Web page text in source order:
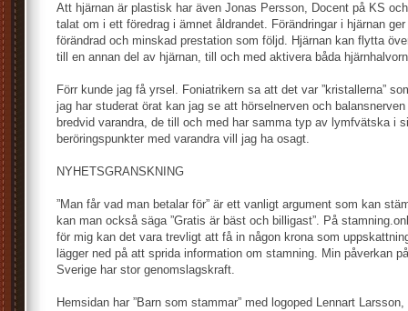
Att hjärnan är plastisk har även Jonas Persson, Docent på KS
talat om i ett föredrag i ämnet åldrandet. Förändringar i hjärnan
förändrad och minskad prestation som följd. Hjärnan kan flytta
till en annan del av hjärnan, till och med aktivera båda
Förr kunde jag få yrsel. Foniatrikern sa att det var ”kristallerna”
jag har studerat örat kan jag se att hörselnerven och
bredvid varandra, de till och med har samma typ av lymfvätska i
beröringspunkter med varandra vill jag ha osagt.
NYHETSGRANSKNING
”Man får vad man betalar för” är ett vanligt argument som kan
kan man också säga ”Gratis är bäst och billigast”. På
för mig kan det vara trevligt att få in någon krona som
lägger ned på att sprida information om stamning. Min påverkan
Sverige har stor genomslagskraft.
Hemsidan har ”Barn som stammar” med logoped Lennart